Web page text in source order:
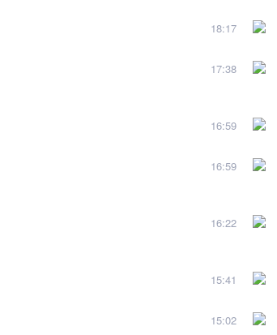
18:17
17:38
16:59
16:59
16:22
15:41
15:02